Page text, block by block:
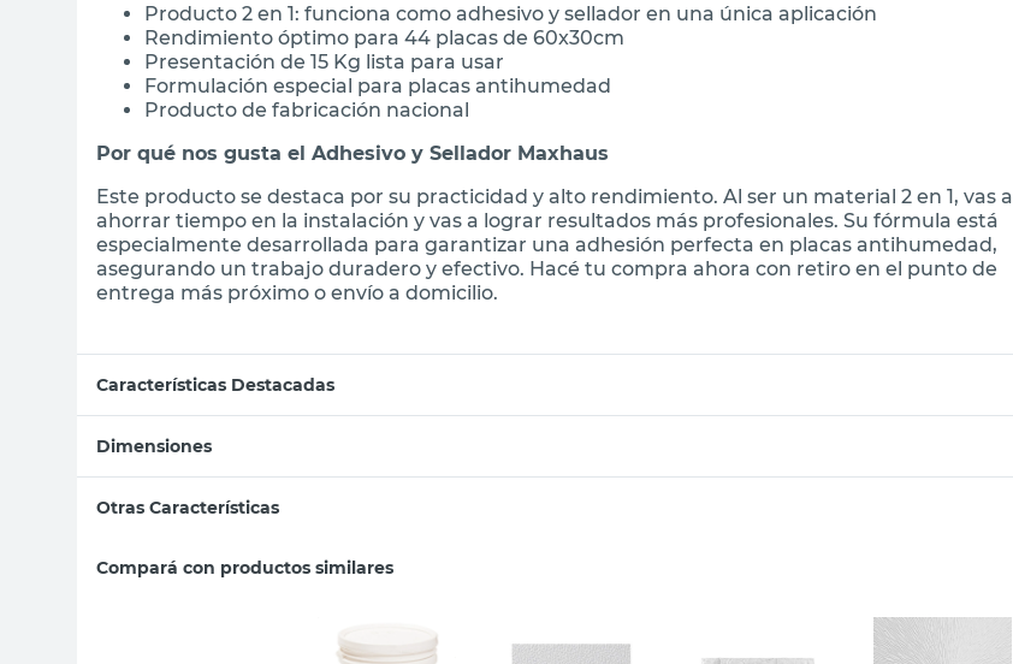
Producto 2 en 1: funciona como adhesivo y sellador en una única aplicación
Rendimiento óptimo para 44 placas de 60x30cm
Presentación de 15 Kg lista para usar
Formulación especial para placas antihumedad
Producto de fabricación nacional
Por qué nos gusta el Adhesivo y Sellador Maxhaus
Este producto se destaca por su practicidad y alto rendimiento. Al ser un material 2 en 1, vas a
ahorrar tiempo en la instalación y vas a lograr resultados más profesionales. Su fórmula está
especialmente desarrollada para garantizar una adhesión perfecta en placas antihumedad,
asegurando un trabajo duradero y efectivo. Hacé tu compra ahora con retiro en el punto de
entrega más próximo o envío a domicilio.
Características Destacadas
Dimensiones
Otras Características
Compará con productos similares